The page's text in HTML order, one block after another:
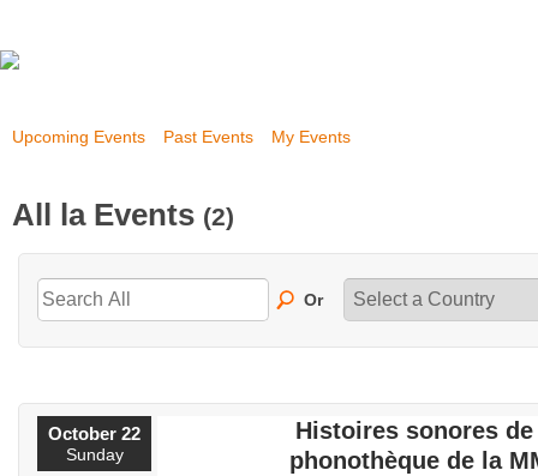
Upcoming Events Past Events My Events
All la Events (2)
Or
October 22
Sunday
Histoires sonores
phonothèque de la